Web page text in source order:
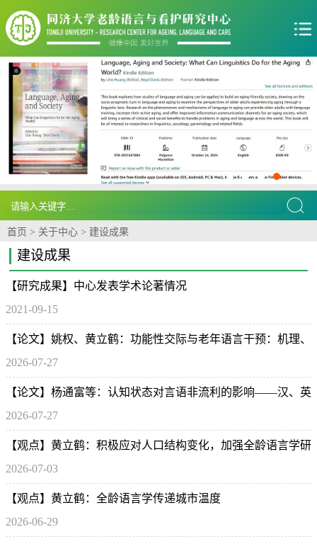
首页 > 关于中心 > 建设成果
建设成果
【研究成果】中心发表学术论著情况
2021-09-15
【论文】姚权、黄立鹤：功能性交际与老年语言干预：机理、
实施框架与展望
2026-07-27
【论文】杨通富等：认知状态对言语非流利的影响——汉、英
老年人的跨语言研究
2026-07-27
【观点】黄立鹤：积极应对人口结构变化，加强全龄语言学研
究
2026-07-03
【观点】黄立鹤：全龄语言学传递城市温度
2026-06-29